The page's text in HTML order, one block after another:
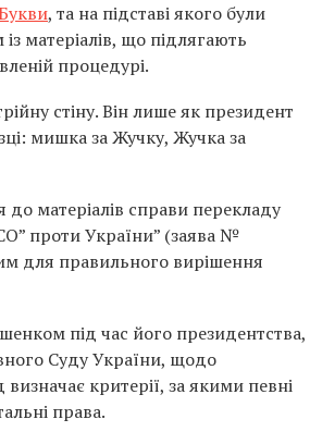
, та на підставі якого були
матеріалів, що підлягають
процедурі.
стіну. Він лише як президент
мишка за Жучку, Жучка за
матеріалів справи перекладу
проти України” (заява №
для правильного вирішення
під час його президентства,
Суду України, щодо
критерії, за якими певні
права.